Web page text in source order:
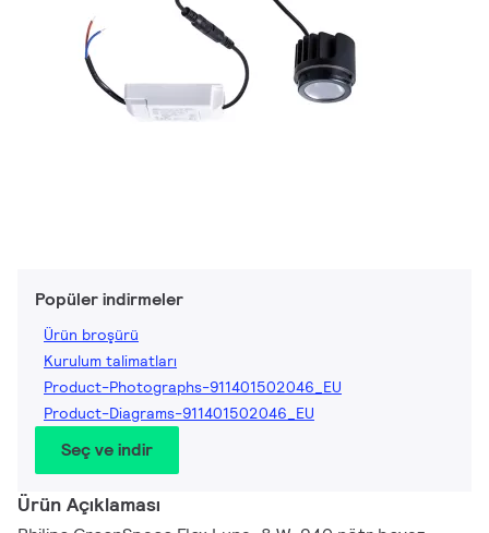
Popüler indirmeler
Ürün broşürü
Kurulum talimatları
Product-Photographs-911401502046_EU
Product-Diagrams-911401502046_EU
Seç ve indir
Ürün Açıklaması